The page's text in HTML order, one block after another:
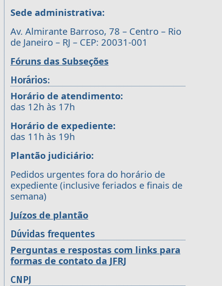
Sede administrativa:
Av. Almirante Barroso, 78 – Centro – Rio
de Janeiro – RJ – CEP: 20031-001
Fóruns das Subseções
Horários:
Horário de atendimento:
das 12h às 17h
Horário de expediente:
das 11h às 19h
Plantão judiciário:
Pedidos urgentes fora do horário de
expediente (inclusive feriados e finais de
semana)
Juízos de plantão
Dúvidas frequentes
Perguntas e respostas com links para
formas de contato da JFRJ
CNPJ